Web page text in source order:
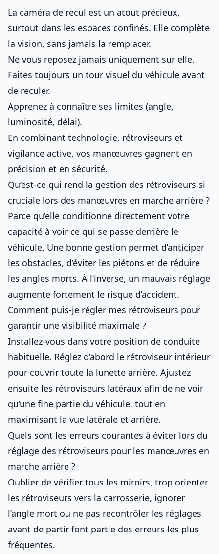
La caméra de recul est un atout précieux,
surtout dans les espaces confinés. Elle complète
la vision, sans jamais la remplacer.
Ne vous reposez jamais uniquement sur elle.
Faites toujours un tour visuel du véhicule avant
de reculer.
Apprenez à connaître ses limites (angle,
luminosité, délai).
En combinant technologie, rétroviseurs et
vigilance active, vos manœuvres gagnent en
précision et en sécurité.
Qu’est-ce qui rend la gestion des rétroviseurs si
cruciale lors des manœuvres en marche arrière ?
Parce qu’elle conditionne directement votre
capacité à voir ce qui se passe derrière le
véhicule. Une bonne gestion permet d’anticiper
les obstacles, d’éviter les piétons et de réduire
les angles morts. À l’inverse, un mauvais réglage
augmente fortement le risque d’accident.
Comment puis-je régler mes rétroviseurs pour
garantir une visibilité maximale ?
Installez-vous dans votre position de conduite
habituelle. Réglez d’abord le rétroviseur intérieur
pour couvrir toute la lunette arrière. Ajustez
ensuite les rétroviseurs latéraux afin de ne voir
qu’une fine partie du véhicule, tout en
maximisant la vue latérale et arrière.
Quels sont les erreurs courantes à éviter lors du
réglage des rétroviseurs pour les manœuvres en
marche arrière ?
Oublier de vérifier tous les miroirs, trop orienter
les rétroviseurs vers la carrosserie, ignorer
l’angle mort ou ne pas recontrôler les réglages
avant de partir font partie des erreurs les plus
fréquentes.